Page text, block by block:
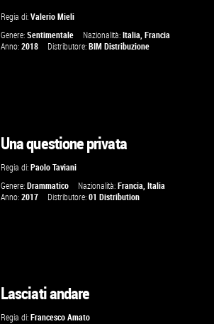
Regia di:Valerio Mieli
Genere:Sentimentale Nazionalità:Italia ,Francia
Anno:2018 Distributore:BIM Distribuzione
Una questione privata
Regia di:Paolo Taviani
Genere:Drammatico Nazionalità:Francia ,Italia
Anno:2017 Distributore:01 Distribution
Lasciati andare
Regia di:Francesco Amato